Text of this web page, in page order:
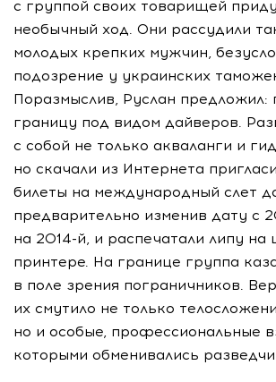
с группой своих товарищей
необычный ход. Они рассудили
молодых крепких мужчин,
подозрение у украинских
Поразмыслив, Руслан предложил:
границу под видом дайверов.
с собой не только акваланги и
но скачали из Интернета
билеты на международный слет
предварительно изменив дату с
на 2014-й, и распечатали липу на
принтере. На границе группа
в поле зрения пограничников.
их смутило не только
но и особые, профессиональные
которыми обменивались